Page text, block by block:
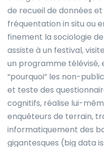
de recueil de données et
fréquentation in situ ou
finement la sociologie de
assiste à un festival,
un programme
“pourquoi” les non-
et teste des
cognitifs, réalise lui-
enquêteurs de terrain,
informatiquement des
gigantesques (big data